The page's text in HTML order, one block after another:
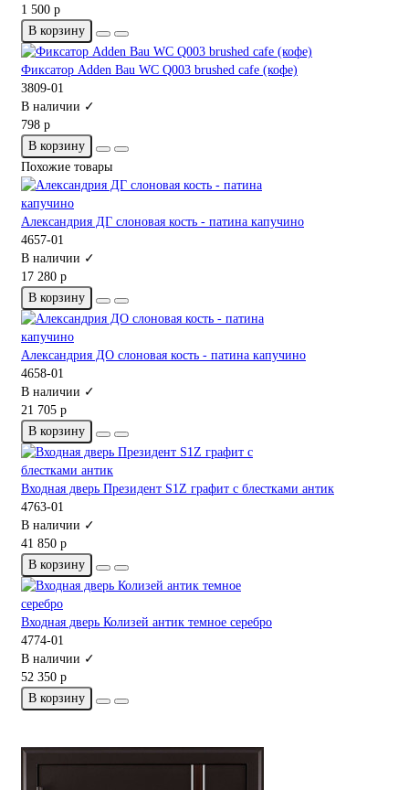
1 500 р
В корзину
Фиксатор Adden Bau WC Q003 brushed cafe (кофе)
3809-01
В наличии ✓
798 р
В корзину
Похожие товары
Александрия ДГ слоновая кость - патина капучино
4657-01
В наличии ✓
17 280 р
В корзину
Александрия ДО слоновая кость - патина капучино
4658-01
В наличии ✓
21 705 р
В корзину
Входная дверь Президент S1Z графит с блестками антик
4763-01
В наличии ✓
41 850 р
В корзину
Входная дверь Колизей антик темное серебро
4774-01
В наличии ✓
52 350 р
В корзину